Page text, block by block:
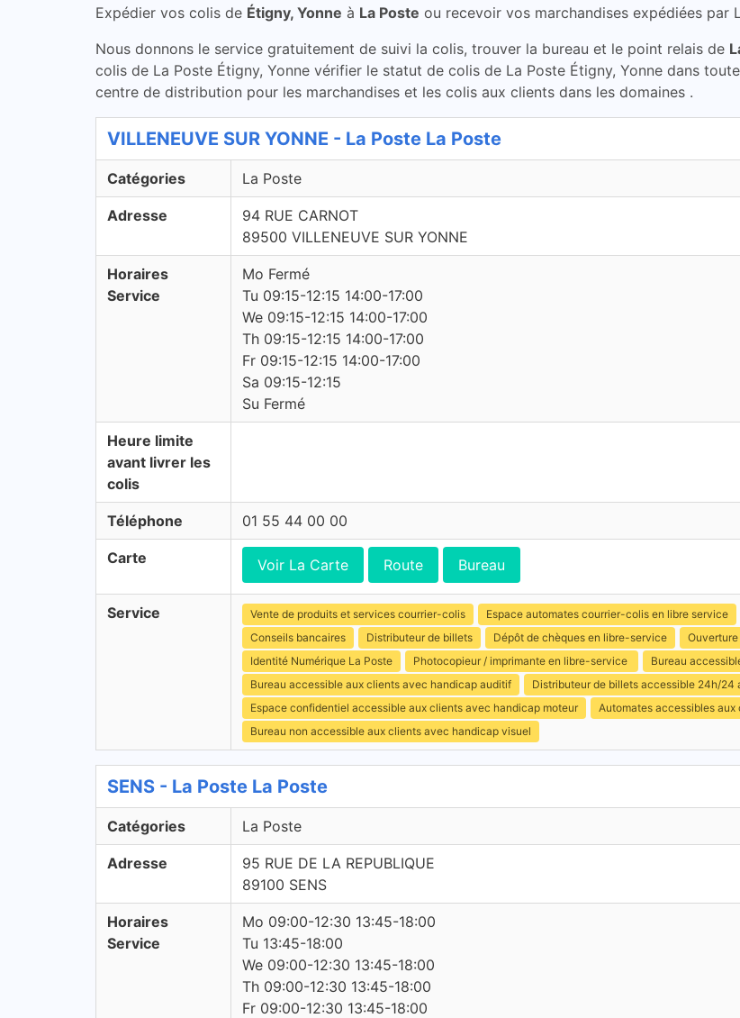
Expédier vos colis de Étigny, Yonne à La Poste ou recevoir vos marchandises expédiées par
Nous donnons le service gratuitement de suivi la colis, trouver la bureau et le point relais de
colis de La Poste Étigny, Yonne vérifier le statut de colis de La Poste Étigny, Yonne dans
centre de distribution pour les marchandises et les colis aux clients dans les domaines .
VILLENEUVE SUR YONNE - La Poste La Poste
Catégories La Poste
Adresse
94 RUE CARNOT
89500 VILLENEUVE SUR YONNE
Horaires
Service
Mo Fermé
Tu 09:15-12:15 14:00-17:00
We 09:15-12:15 14:00-17:00
Th 09:15-12:15 14:00-17:00
Fr 09:15-12:15 14:00-17:00
Sa 09:15-12:15
Su Fermé
Heure limite
avant livrer les
colis
Téléphone 01 55 44 00 00
Carte Voir La Carte Route Bureau
Service Vente de produits et services courrier-colis Espace automates courrier-colis en libre service
Conseils bancaires
Distributeur de billets Dépôt de chèques en libre-service
Identité Numérique La Poste
Photocopieur / imprimante en libre-service
Bureau
Bureau accessible aux clients avec handicap auditif
Distributeur de billets accessible 24h/
Espace confidentiel accessible aux clients avec handicap moteur
Automates accessibles
Bureau non accessible aux clients avec handicap visuel
SENS - La Poste La Poste
Catégories La Poste
Adresse
95 RUE DE LA REPUBLIQUE
89100 SENS
Horaires
Service
Mo 09:00-12:30 13:45-18:00
Tu 13:45-18:00
We 09:00-12:30 13:45-18:00
Th 09:00-12:30 13:45-18:00
Fr 09:00-12:30 13:45-18:00